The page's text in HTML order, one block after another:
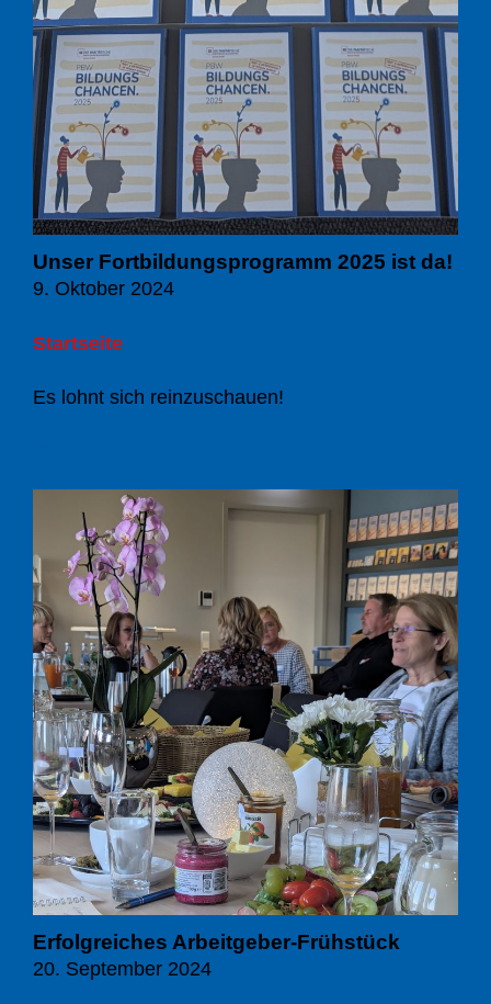
Unser Fortbildungsprogramm 2025 ist da!
9. Oktober 2024
Startseite
Es lohnt sich reinzuschauen!
Erfolgreiches Arbeitgeber-Frühstück
20. September 2024